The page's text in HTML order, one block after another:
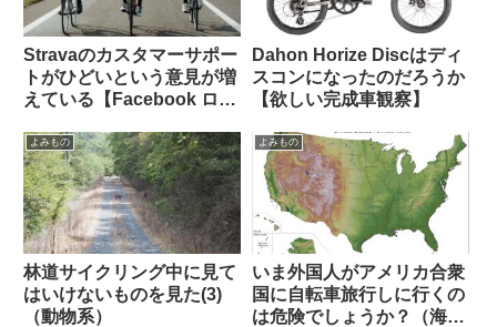
Stravaのカスタマーサポー
トがひどいという意見が増
えている【Facebook ログ
Dahon Horize Discはディ
スコンになったのだろうか
【欲しい完成車観察】
よみもの
林道サイクリング中に見て
はいけないものを見た(3)
（動物系）
よみもの
いま外国人がアメリカ合衆
国に自転車旅行しに行くの
は危険でしょうか？（海外